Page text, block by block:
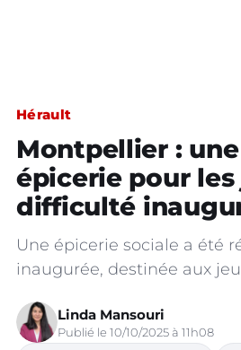
Hérault
Montpellier :
épicerie pour les
difficulté
Une épicerie sociale a été
inaugurée, destinée aux
Linda Mansouri
Publié le 10/10/2025 à 11h08